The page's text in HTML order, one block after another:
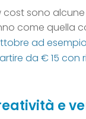
cost sono
come quella
ad
da € 15 con
e